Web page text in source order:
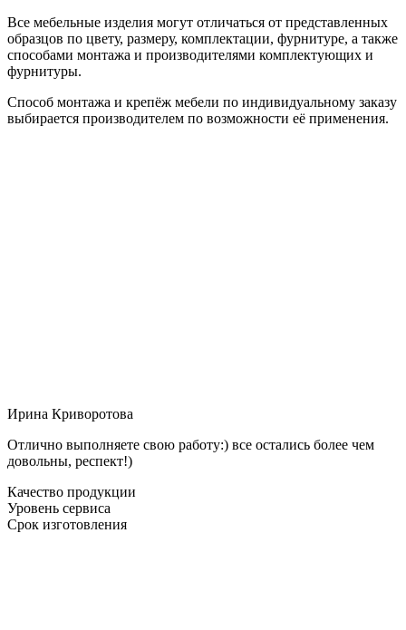
Все мебельные изделия могут отличаться от представленных
образцов по цвету, размеру, комплектации, фурнитуре, а также
способами монтажа и производителями комплектующих и
фурнитуры.
Способ монтажа и крепёж мебели по индивидуальному заказу
выбирается производителем по возможности её применения.
Ирина Криворотова
Отлично выполняете свою работу:) все остались более чем
довольны, респект!)
Качество продукции
Уровень сервиса
Срок изготовления